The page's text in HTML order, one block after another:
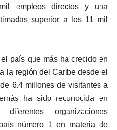
empleos directos y una
superior a los 11 mil
país que más ha crecido en
la región del Caribe desde el
6.4 millones de visitantes a
ha sido reconocida en
organizaciones
número 1 en materia de